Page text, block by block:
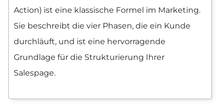
Action) ist eine klassische Formel im Marketing.
Sie beschreibt die vier Phasen, die ein Kunde
durchläuft, und ist eine hervorragende
Grundlage für die Strukturierung Ihrer
Salespage.